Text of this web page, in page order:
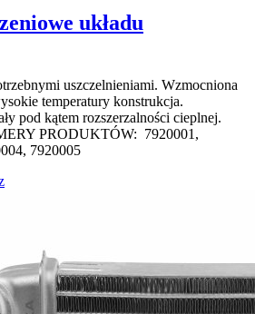
układu
uszczelnieniami. Wzmocniona
temperatury konstrukcja.
pod kątem rozszerzalności cieplnej.
PRODUKTÓW: 7920001,
7920005